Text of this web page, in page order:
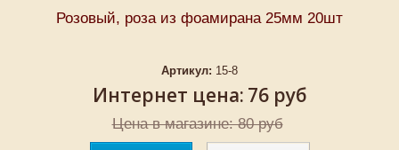
Розовый, роза из фоамирана 25мм 20шт
Артикул: 15-8
Интернет цена: 76 руб
Цена в магазине: 80 руб